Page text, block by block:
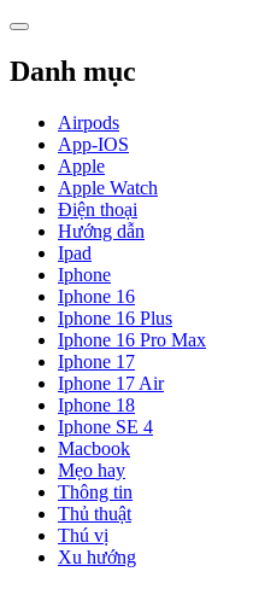
Skip
content
Danh mục
Airpods
App-IOS
Apple
Apple Watch
Điện thoại
Hướng dẫn
Ipad
Iphone
Iphone 16
Iphone 16 Plus
Iphone 16 Pro Max
Iphone 17
Iphone 17 Air
Iphone 18
Iphone SE 4
Macbook
Mẹo hay
Thông tin
Thủ thuật
Thú vị
Xu hướng